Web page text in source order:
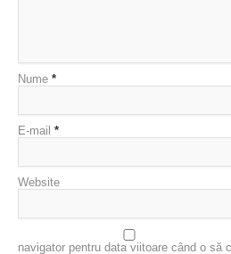
Nume *
E-mail *
Website
navigator pentru data viitoare când o să